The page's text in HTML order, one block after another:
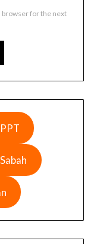
browser for the next